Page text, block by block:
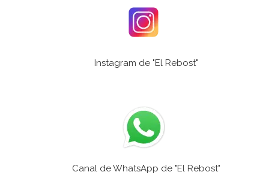
Instagram de "El Rebost"
Canal de WhatsApp de "El Rebost"